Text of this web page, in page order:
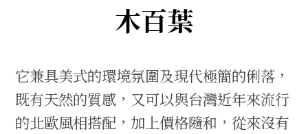
木百葉
它兼具美式的環境氛圍及現代極簡的俐落，
既有天然的質感，又可以與台灣近年來流行
的北歐風相搭配，加上價格隨和，從來沒有